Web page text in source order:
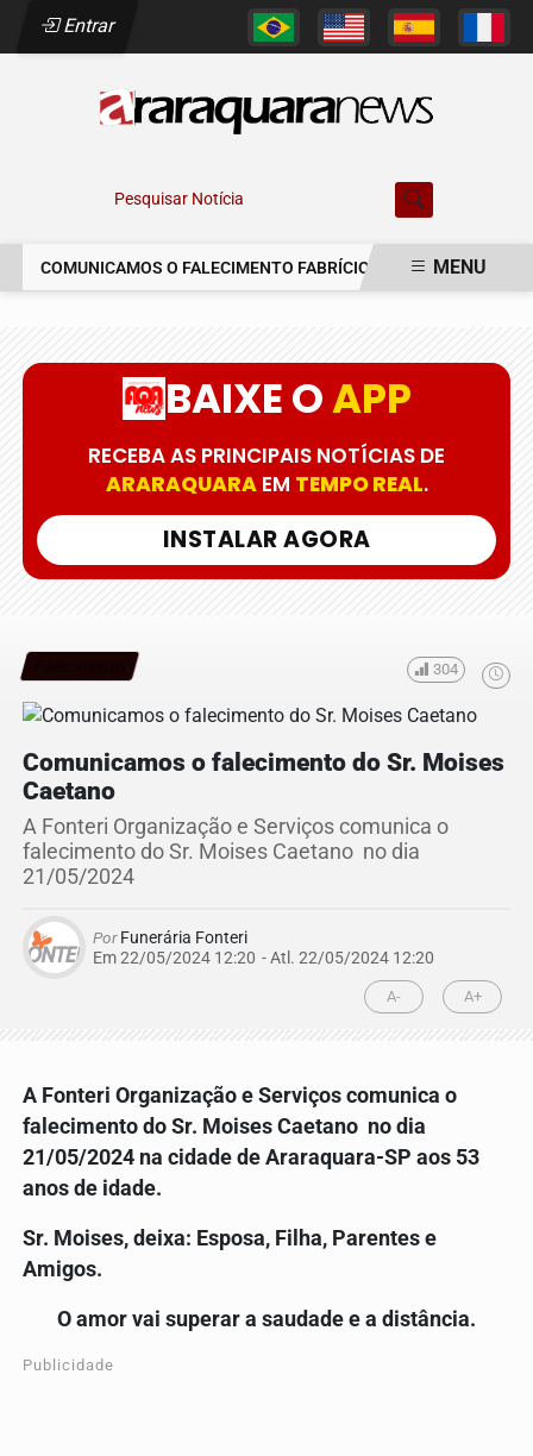
Entrar
Pesquisar Notícia
COMUNICAMOS O FALECIMENTO FABRÍCIO AUGUSTO FERREIRA
MENU
BAIXE OAPP
RECEBA AS PRINCIPAIS NOTÍCIAS DE
ARARAQUARAEM TEMPO REAL.
INSTALAR AGORA
304
Comunicamos o falecimento do Sr. Moises
Caetano
A Fonteri Organização e Serviços comunica o
falecimento do Sr. Moises Caetano no dia
21/05/2024
PorFunerária Fonteri
Em 22/05/2024 12:20 - Atl. 22/05/2024 12:20
A- A+
A Fonteri Organização e Serviços comunica o
falecimento do Sr. Moises Caetano no dia
21/05/2024 na cidade de Araraquara-SP aos 53
anos de idade.
Sr. Moises, deixa: Esposa, Filha, Parentes e
Amigos.
O amor vai superar a saudade e a distância.
Publicidade